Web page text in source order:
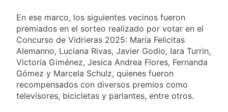
En ese marco, los siguientes vecinos fueron
premiados en el sorteo realizado por votar en el
Concurso de Vidrieras 2025: María Felicitas
Alemanno, Luciana Rivas, Javier Godio, Iara Turrin,
Victoria Giménez, Jesica Andrea Flores, Fernanda
Gómez y Marcela Schulz, quienes fueron
recompensados con diversos premios como
televisores, bicicletas y parlantes, entre otros.